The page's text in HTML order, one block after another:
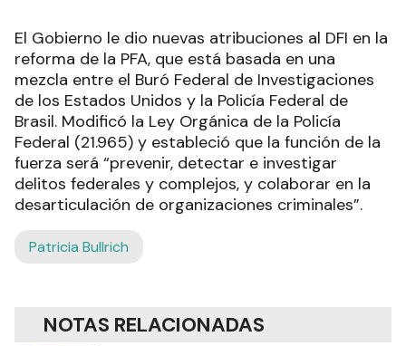
El Gobierno le dio nuevas atribuciones al DFI en la
reforma de la PFA, que está basada en una
mezcla entre el Buró Federal de Investigaciones
de los Estados Unidos y la Policía Federal de
Brasil. Modificó la Ley Orgánica de la Policía
Federal (21.965) y estableció que la función de la
fuerza será “prevenir, detectar e investigar
delitos federales y complejos, y colaborar en la
desarticulación de organizaciones criminales”.
Patricia Bullrich
NOTAS RELACIONADAS